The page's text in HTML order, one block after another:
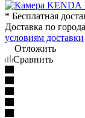
* Бесплатная
Доставка по
условиям доставки
Отложить
Сравнить